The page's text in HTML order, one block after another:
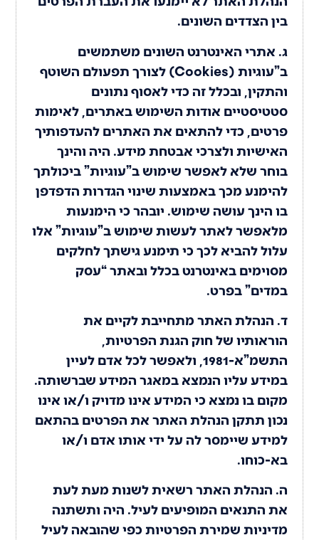
בין הצדדים השונים.
ג. אתרי האינטרנט השונים משתמשים
ב”עוגיות (Cookies) לצורך תפעולם השוטף
והתקין, ובכלל זה כדי לאסוף נתונים
סטטיסטיים אודות השימוש באתרים, לאימות
פרטים, כדי להתאים את האתרים להעדפותיך
האישיות ולצרכי אבטחת מידע. היה והינך
בוחר שלא לאפשר שימוש ב”עוגיות” ביכולתך
להימנע מכך באמצעות שינוי הגדרות הדפדפן
בו הינך עושה שימוש. יובהר כי הימנעות
מלאפשר לאתר לעשות שימוש ב”עוגיות” אלו
עלול להביא לכך כי תימנע גישתך לחלקים
מסוימים באינטרנט בכלל ובאתר “עסק
במדים” בפרט.
ד. הנהלת האתר מתחייבת לקיים את
הוראותיו של חוק הגנת הפרטיות,
התשמ”א-1981, ולאפשר לכל אדם לעיין
במידע עליו הנמצא במאגר המידע שברשותה.
מקום בו נמצא כי המידע אינו מדויק ו/או אינו
נכון תתקן הנהלת האתר את הפרטים בהתאם
למידע שיימסר לה על ידי אותו אדם ו/או
בא-כוחו.
ה. הנהלת האתר רשאית לשנות מעת לעת
את התנאים המופיעים לעיל. היה ותשתנה
מדיניות שמירת הפרטיות כפי שהובאה לעיל